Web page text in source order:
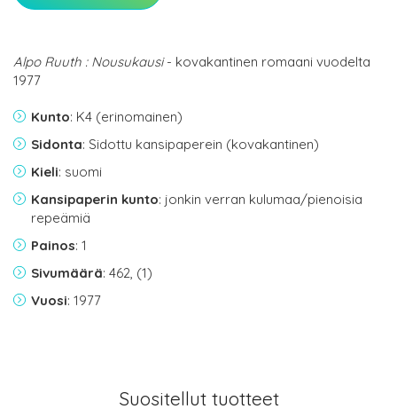
Alpo Ruuth : Nousukausi- kovakantinen romaani vuodelta
1977
Kunto: K4 (erinomainen)
Sidonta: Sidottu kansipaperein (kovakantinen)
Kieli: suomi
Kansipaperin kunto: jonkin verran kulumaa/pienoisia
repeämiä
Painos: 1
Sivumäärä: 462, (1)
Vuosi: 1977
Suositellut tuotteet